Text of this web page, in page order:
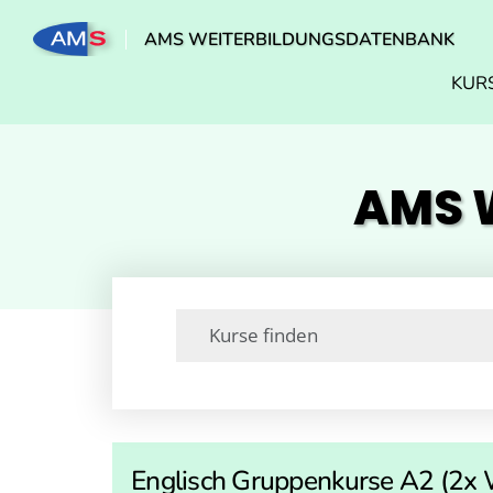
AMS WEITERBILDUNGSDATENBANK
AMS
Englisch Gruppenkurse A2 (2x